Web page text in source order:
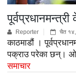
Reporter चैत
काठमाडौं ।
पक्राउ परेका छन्।
समाचार